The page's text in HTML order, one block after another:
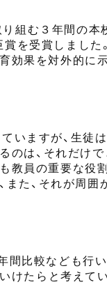
組む３年間の本
を受賞しまし
効果を対外的に
いますが、生徒
のは、それだけ
教員の重要な役
た、それが周
間比較なども行い
けたらと考えてい